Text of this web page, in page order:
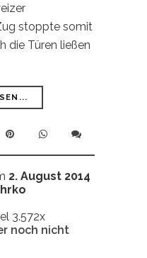
stoppte somit
die Türen ließen
2. August 2014
3.572x
noch nicht